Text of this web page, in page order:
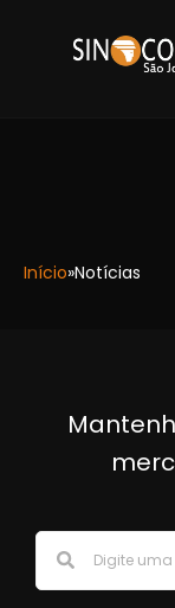
Início»Notícias